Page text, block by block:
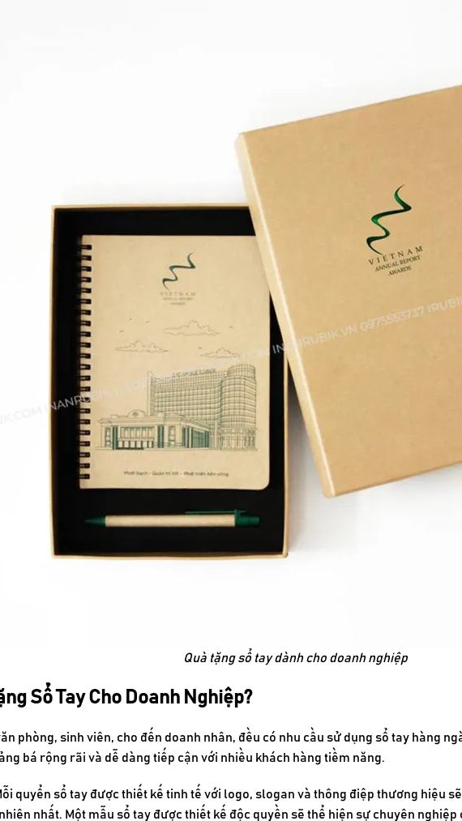
Quà tặng sổ tay dành cho doanh nghiệp
Sổ Tay Cho Doanh Nghiệp?
phòng, sinh viên, cho đến doanh nhân, đều có nhu cầu sử dụng sổ tay hàng
bá rộng rãi và dễ dàng tiếp cận với nhiều khách hàng tiềm năng.
quyển sổ tay được thiết kế tinh tế với logo, slogan và thông điệp thương hiệu
nhất. Một mẫu sổ tay được thiết kế độc quyền sẽ thể hiện sự chuyên nghiệp